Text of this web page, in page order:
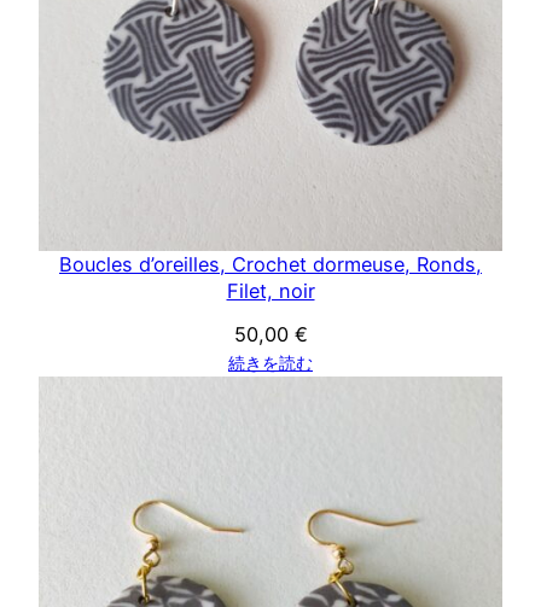
Boucles d’oreilles, Crochet dormeuse, Ronds,
Filet, noir
50,00 €
続きを読む